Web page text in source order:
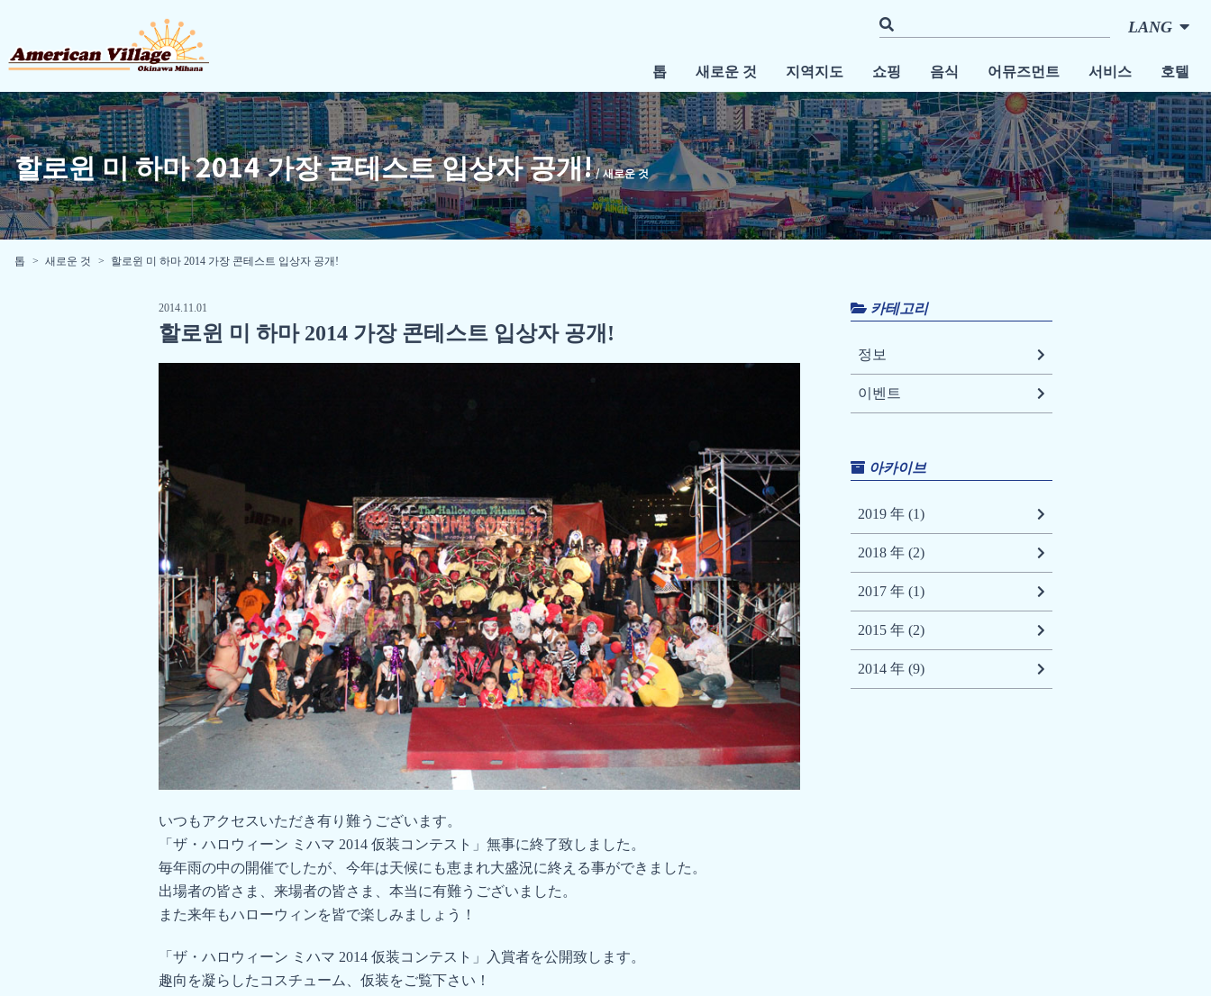
LANG
톱 새로운 것 지역지도 쇼핑 음식 어뮤즈먼트 서비스 호텔
할로윈 미 하마 2014 가장 콘테스트 입상자 공개!/ 새로운 것
톱 새로운 것 할로윈 미 하마 2014 가장 콘테스트 입상자 공개!
2014.11.01
할로윈 미 하마 2014 가장 콘테스트 입상자 공개!
いつもアクセスいただき有り難うございます。
「ザ・ハロウィーン ミハマ 2014 仮装コンテスト」無事に終了致しました。
毎年雨の中の開催でしたが、今年は天候にも恵まれ大盛況に終える事ができました。
出場者の皆さま、来場者の皆さま、本当に有難うございました。
また来年もハローウィンを皆で楽しみましょう！
「ザ・ハロウィーン ミハマ 2014 仮装コンテスト」入賞者を公開致します。
趣向を凝らしたコスチューム、仮装をご覧下さい！
카테고리
정보
이벤트
아카이브
2019 年 (1)
2018 年 (2)
2017 年 (1)
2015 年 (2)
2014 年 (9)